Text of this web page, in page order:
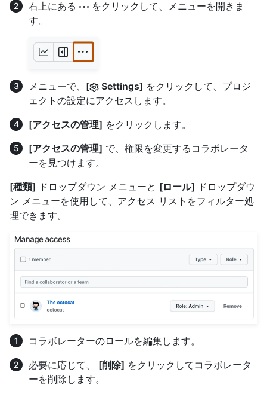
右上にある
をクリックして、メニューを開きま
す。
メニューで、 [ Settings] をクリックして、プロジ
ェクトの設定にアクセスします。
[アクセスの管理] をクリックします。
[アクセスの管理] で、権限を変更するコラボレータ
ーを見つけます。
[種類] ドロップダウン メニューと [ロール] ドロップダウ
ン メニューを使用して、アクセス リストをフィルター処
理できます。
コラボレーターのロールを編集します。
必要に応じて、 [削除] をクリックしてコラボレータ
ーを削除します。